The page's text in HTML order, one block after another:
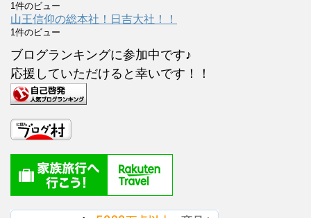
1件のビュー
山王信仰の総本社！日吉大社！！
1件のビュー
ブログランキングに参加中です♪
応援していただけると幸いです！！